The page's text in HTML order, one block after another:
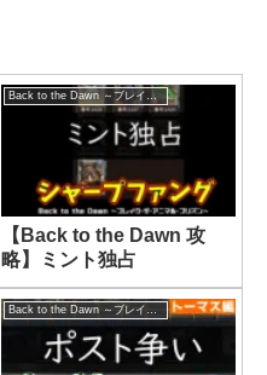
Back to the Dawn ～ブレイク･ザ･アニマル･プリズン～
【Back to the Dawn 攻
略】ミント独占